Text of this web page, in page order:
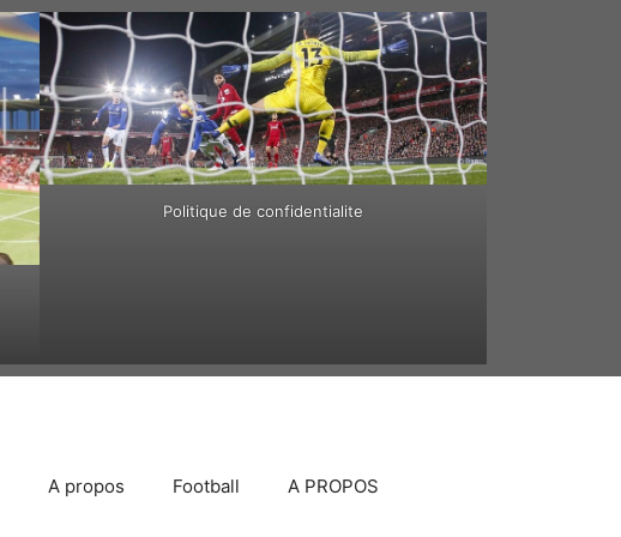
Politique de confidentialite
A propos Football A PROPOS